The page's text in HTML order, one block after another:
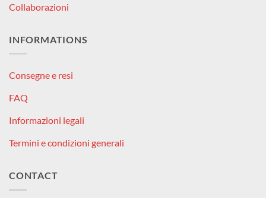
Collaborazioni
INFORMATIONS
Consegne e resi
FAQ
Informazioni legali
Termini e condizioni generali
CONTACT